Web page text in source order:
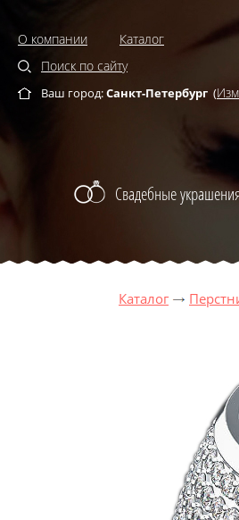
О компании
Каталог
Поиск по сайту
Ваш город:Санкт-Петербург (
Свадебные
Каталог